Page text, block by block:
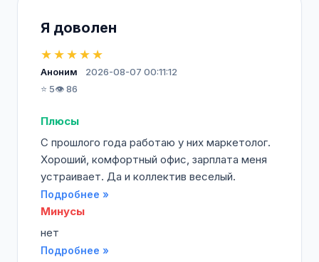
Я доволен
★★★★★
Аноним
2026-08-07 00:11:12
⭐ 5👁️ 86
Плюсы
С прошлого года работаю у них маркетолог.
Хороший, комфортный офис, зарплата меня
устраивает. Да и коллектив веселый.
Подробнее »
Минусы
нет
Подробнее »